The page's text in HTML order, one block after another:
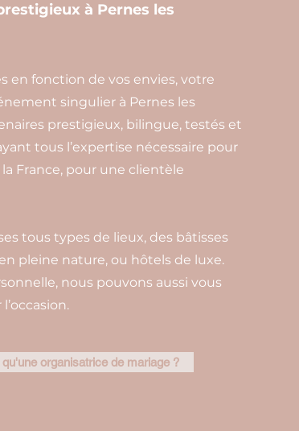
à Pernes les
en fonction de vos envies, votre
singulier à Pernes les
prestigieux, bilingue, testés et
tous l’expertise nécessaire pour
France, pour une clientèle
tous types de lieux, des bâtisses
pleine nature, ou hôtels de luxe.
nous pouvons aussi vous
organisatrice de mariage ?